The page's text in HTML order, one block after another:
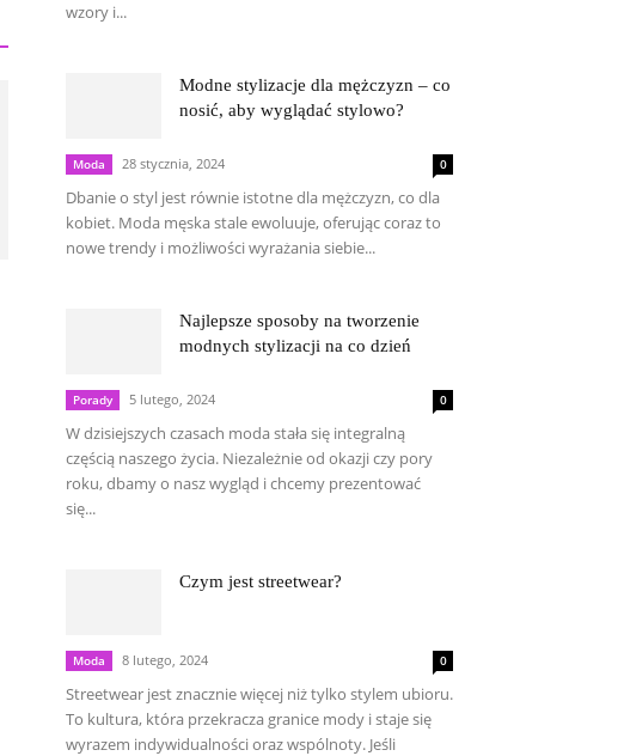
wzory i...
Modne stylizacje dla mężczyzn – co
nosić, aby wyglądać stylowo?
Moda 28 stycznia, 2024 0
Dbanie o styl jest równie istotne dla mężczyzn, co dla
kobiet. Moda męska stale ewoluuje, oferując coraz to
nowe trendy i możliwości wyrażania siebie...
Najlepsze sposoby na tworzenie
modnych stylizacji na co dzień
Porady 5 lutego, 2024 0
W dzisiejszych czasach moda stała się integralną
częścią naszego życia. Niezależnie od okazji czy pory
roku, dbamy o nasz wygląd i chcemy prezentować
się...
Czym jest streetwear?
Moda 8 lutego, 2024 0
Streetwear jest znacznie więcej niż tylko stylem ubioru.
To kultura, która przekracza granice mody i staje się
wyrazem indywidualności oraz wspólnoty. Jeśli